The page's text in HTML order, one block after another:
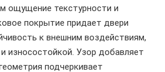
ощущение текстурности и
покрытие придает двери
к внешним воздействиям,
износостойкой. Узор добавляет
подчеркивает